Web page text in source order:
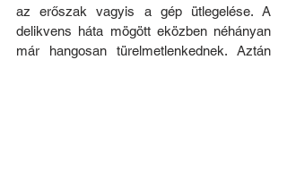
az erőszak vagyis a gép ütlegelése. A
delikvens háta mögött eközben néhányan
már hangosan türelmetlenkednek. Aztán